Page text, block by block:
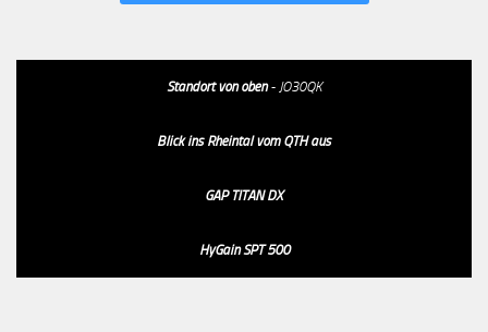
Standort von oben- JO30QK
Blick ins Rheintal vom QTH aus
GAP TITAN DX
HyGain SPT 500